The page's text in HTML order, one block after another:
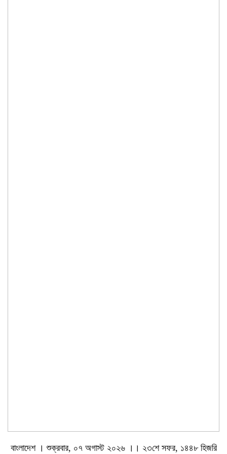
বাংলাদেশ । শুক্রবার, ০৭ অগাস্ট ২০২৬ ।। ২৩শে সফর, ১৪৪৮ হিজরি